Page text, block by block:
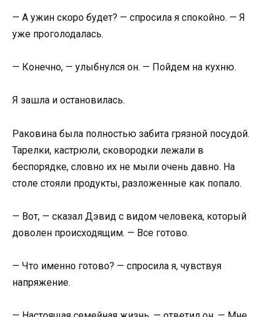
— А ужин скоро будет? — спросила я спокойно. — Я
уже проголодалась.
— Конечно, — улыбнулся он. — Пойдем на кухню.
Я зашла и остановилась.
Раковина была полностью забита грязной посудой.
Тарелки, кастрюли, сковородки лежали в
беспорядке, словно их не мыли очень давно. На
столе стояли продукты, разложенные как попало.
— Вот, — сказал Дэвид с видом человека, который
доволен происходящим. — Все готово.
— Что именно готово? — спросила я, чувствуя
напряжение.